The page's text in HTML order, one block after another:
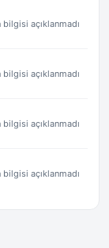
bilgisi açıklanmadı
bilgisi açıklanmadı
bilgisi açıklanmadı
bilgisi açıklanmadı